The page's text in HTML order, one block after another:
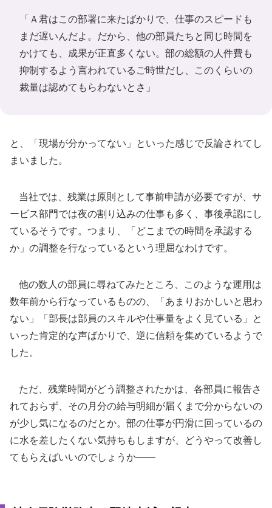
「Ａ君はこの部署に来たばかりで、仕事のスピードも
まだ遅いんだよ。だから、他の部員たちと同じ時間を
かけても、成果が正直多くない。部の総額の人件費も
抑制するよう言われているご時世だし、このくらいの
裁量は認めてもらわないとさ」
と、「現場が分かってない」といった感じで反論されてし
まいました。
当社では、残業は原則として事前申請が必要ですが、サ
ービス部門では夜の割り込みの仕事も多く、事後承認にし
ているそうです。つまり、「どこまでの時間を承認する
か」の調整を行なっているという理屈なわけです。
他の数人の部員に尋ねてみたところ、このような運用は
数年前から行なっているものの、「あまりおかしいと思わ
ない」「部長は部員のスキルや仕事量をよく見ている」と
いった肯定的な声ばかりで、逆に信頼を集めているようで
した。
ただ、残業時間がどう調整されたかは、各部員に報告さ
れておらず、その月分の給与明細が届くまで分からないの
が少し気になるのだとか。部の仕事が円滑に回っているの
に水を差したくない気持ちもしますが、どうやって改善し
てもらえばいいのでしょうか――